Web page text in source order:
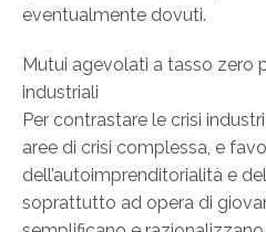
eventualmente dovuti.
Mutui agevolati a tasso zero
industriali
Per contrastare le crisi
aree di crisi complessa, e
dell’autoimprenditorialità e
soprattutto ad opera di